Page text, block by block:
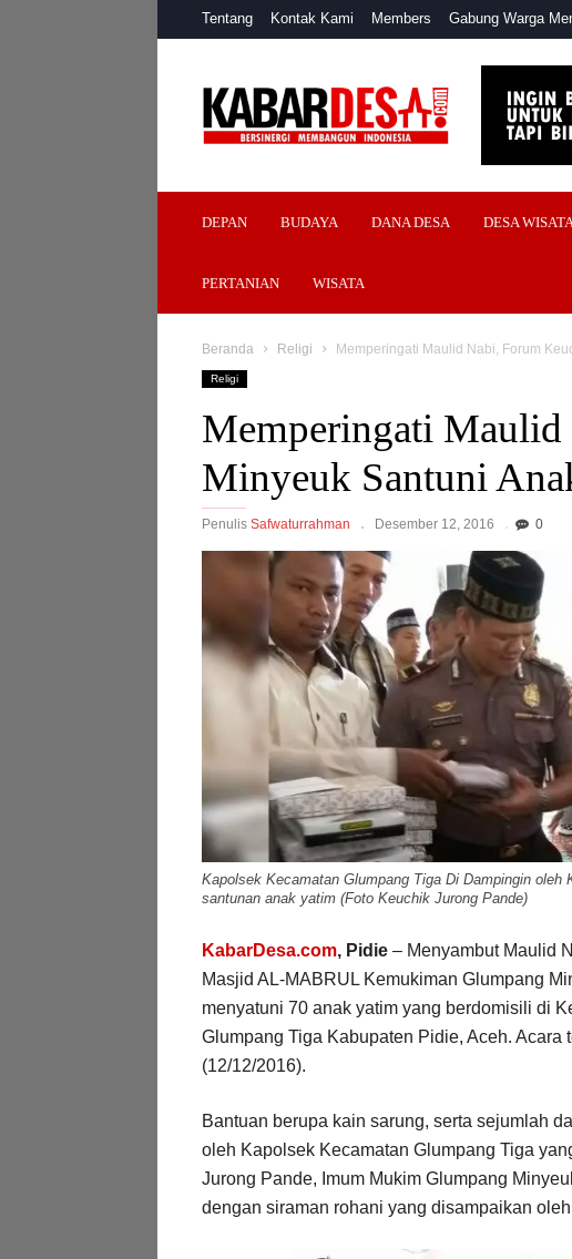
Tentang Kontak Kami Members Gabung Warga
Desa
DEPAN BUDAYA DANA DESA DESA
PERTANIAN WISATA
Beranda Religi Memperingati Maulid Nabi, Forum
Religi
Memperingati
Minyeuk Santuni
Penulis Safwaturrahman Desember 12, 2016 0
Kapolsek Kecamatan Glumpang Tiga Di Dampingin oleh
santunan anak yatim (Foto Keuchik Jurong Pande)
KabarDesa.com, Pidie – Menyambut Maulid
Masjid AL-MABRUL Kemukiman Glumpang
menyatuni 70 anak yatim yang berdomisili di
Glumpang Tiga Kabupaten Pidie, Aceh.
(12/12/2016).
Bantuan berupa kain sarung, serta sejumlah
oleh Kapolsek Kecamatan Glumpang Tiga
Jurong Pande, Imum Mukim Glumpang
dengan siraman rohani yang disampaikan